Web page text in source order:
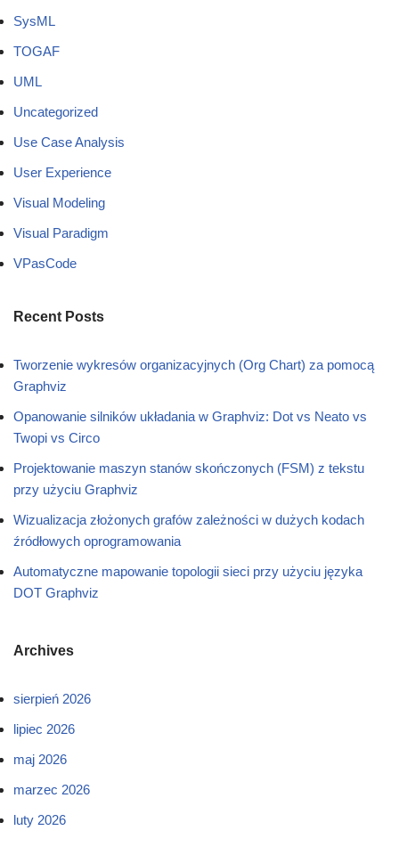
SysML
TOGAF
UML
Uncategorized
Use Case Analysis
User Experience
Visual Modeling
Visual Paradigm
VPasCode
Recent Posts
Tworzenie wykresów organizacyjnych (Org Chart) za pomocą
Graphviz
Opanowanie silników układania w Graphviz: Dot vs Neato vs
Twopi vs Circo
Projektowanie maszyn stanów skończonych (FSM) z tekstu
przy użyciu Graphviz
Wizualizacja złożonych grafów zależności w dużych kodach
źródłowych oprogramowania
Automatyczne mapowanie topologii sieci przy użyciu języka
DOT Graphviz
Archives
sierpień 2026
lipiec 2026
maj 2026
marzec 2026
luty 2026